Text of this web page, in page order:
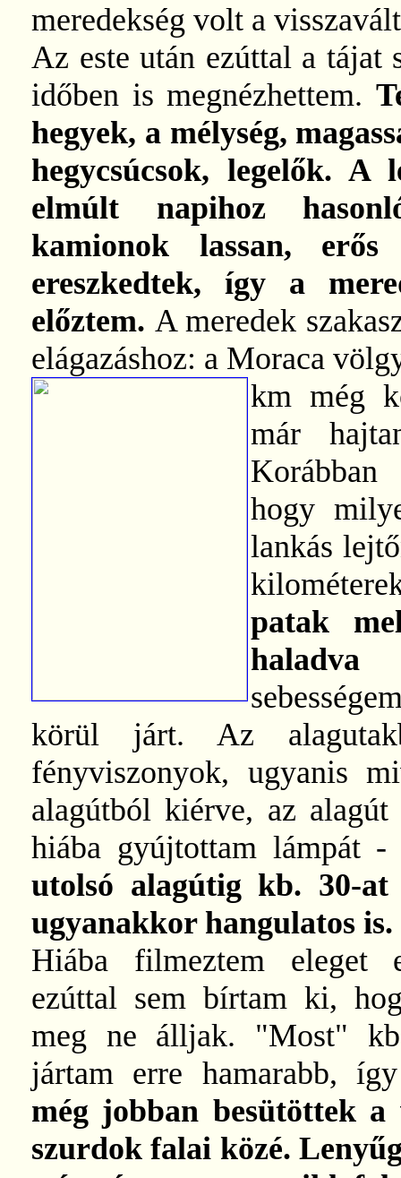
meredekség volt a
Az este után ezúttal a tájat
időben is megnézhettem.
hegyek, a mélység,
hegycsúcsok, legelők. A
elmúlt napihoz
kamionok lassan, erős
ereszkedtek, így a
előztem. A meredek
elágazáshoz: a Moraca
km még
már
hogy
lankás
patak
körül járt. Az
fényviszonyok, ugyanis
alagútból kiérve, az
hiába gyújtottam lámpát
utolsó alagútig kb. 30-
ugyanakkor hangulatos is.
Hiába filmeztem eleget
ezúttal sem bírtam ki,
meg ne álljak. "Most"
jártam erre hamarabb,
még jobban besütöttek a
szurdok falai közé.